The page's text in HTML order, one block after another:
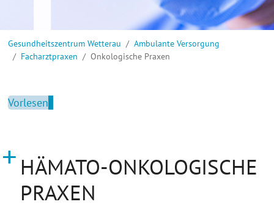
Gesundheitszentrum Wetterau
Ambulante Versorgung
Facharztpraxen
Onkologische Praxen
Vorlesen
HÄMATO-ONKOLOGISCHE
PRAXEN